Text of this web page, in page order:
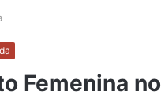
Femenina no